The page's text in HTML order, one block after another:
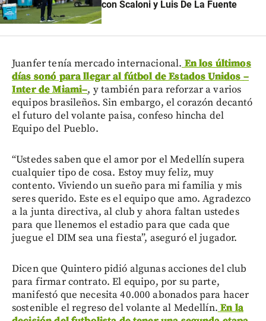
con Scaloni y Luis De La Fuente
Juanfer tenía mercado internacional. En los últimos
días sonó para llegar al fútbol de Estados Unidos –
Inter de Miami–, y también para reforzar a varios
equipos brasileños. Sin embargo, el corazón decantó
el futuro del volante paisa, confeso hincha del
Equipo del Pueblo.
“Ustedes saben que el amor por el Medellín supera
cualquier tipo de cosa. Estoy muy feliz, muy
contento. Viviendo un sueño para mi familia y mis
seres querido. Este es el equipo que amo. Agradezco
a la junta directiva, al club y ahora faltan ustedes
para que llenemos el estadio para que cada que
juegue el DIM sea una fiesta”, aseguró el jugador.
Dicen que Quintero pidió algunas acciones del club
para firmar contrato. El equipo, por su parte,
manifestó que necesita 40.000 abonados para hacer
sostenible el regreso del volante al Medellín. En la